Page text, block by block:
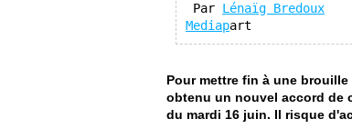
Par Lénaïg Bredoux
Mediap
Pour mettre fin à une
obtenu un nouvel accord de
du mardi 16 juin. Il risque